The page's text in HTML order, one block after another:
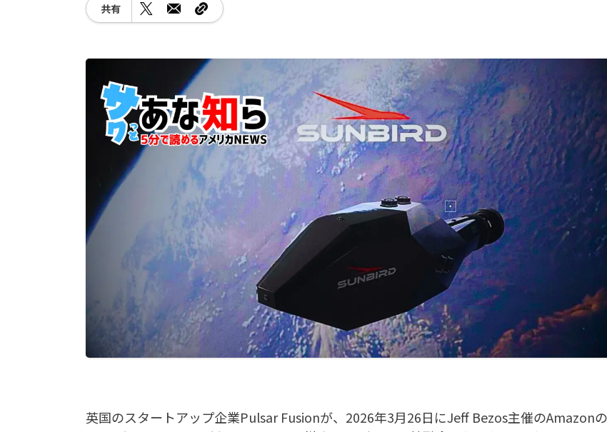
共有
英国のスタートアップ企業Pulsar Fusionが、2026年3月26日にJeff Bezos主催のAmazonの